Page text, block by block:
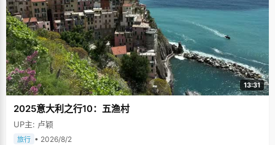
13:31
2025意大利之行10：五渔村
UP主: 卢颖
旅行 • 2026/8/2